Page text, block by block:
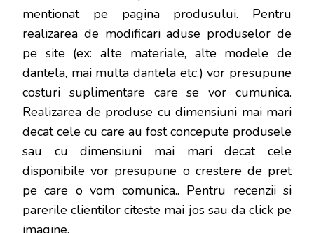
mentionat pe pagina produsului. Pentru
realizarea de modificari aduse produselor de
pe site (ex: alte materiale, alte modele de
dantela, mai multa dantela etc.) vor presupune
costuri suplimentare care se vor cumunica.
Realizarea de produse cu dimensiuni mai mari
decat cele cu care au fost concepute produsele
sau cu dimensiuni mai mari decat cele
disponibile vor presupune o crestere de pret
pe care o vom comunica.. Pentru recenzii si
parerile clientilor citeste mai jos sau da click pe